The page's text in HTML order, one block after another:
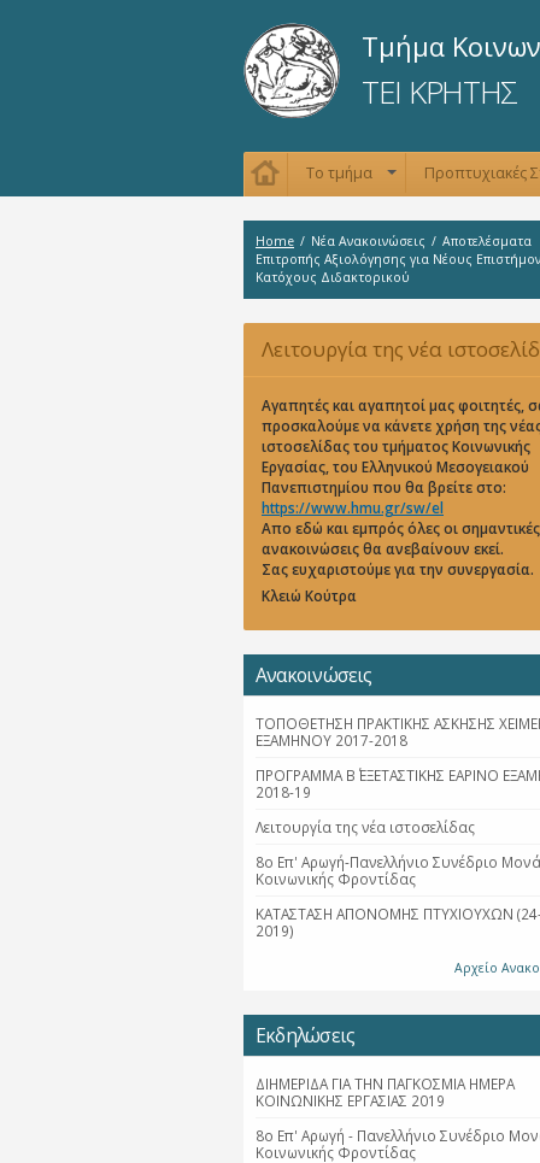
Τμήμα
ΤΕΙ ΚΡΗΤΗΣ
Το τμήμα Προπτυχιακές
Home / Νέα Ανακοινώσεις / Αποτελέσματα
Επιτροπής Αξιολόγησης για Νέους
Κατόχους Διδακτορικού
Λειτουργία της νέα
Αγαπητές και αγαπητοί μας φοιτητές,
προσκαλούμε να κάνετε χρήση της
ιστοσελίδας του τμήματος Κοινωνικής
Εργασίας, του Ελληνικού Μεσογειακού
Πανεπιστημίου που θα βρείτε στο:
https://www.hmu.gr/sw/el
Απο εδώ και εμπρός όλες οι σημαντικές
ανακοινώσεις θα ανεβαίνουν εκεί.
Σας ευχαριστούμε για την συνεργασία.
Κλειώ Κούτρα
Ανακοινώσεις
ΤΟΠΟΘΕΤΗΣΗ ΠΡΑΚΤΙΚΗΣ ΑΣΚΗΣΗΣ
ΕΞΑΜΗΝΟΥ 2017-2018
ΠΡΟΓΡΑΜΜΑ Β΄ ΕΞΕΤΑΣΤΙΚΗΣ ΕΑΡΙΝΟ
2018-19
Λειτουργία της νέα ιστοσελίδας
8ο Επ' Αρωγή-Πανελλήνιο Συνέδριο
Κοινωνικής Φροντίδας
ΚΑΤΑΣΤΑΣΗ ΑΠΟΝΟΜΗΣ ΠΤΥΧΙΟΥΧΩΝ
2019)
Αρχείο
Εκδηλώσεις
ΔΙΗΜΕΡΙΔΑ ΓΙΑ ΤΗΝ ΠΑΓΚΟΣΜΙΑ ΗΜΕΡΑ
ΚΟΙΝΩΝΙΚΗΣ ΕΡΓΑΣΙΑΣ 2019
8ο Επ' Αρωγή - Πανελλήνιο Συνέδριο
Κοινωνικής Φροντίδας